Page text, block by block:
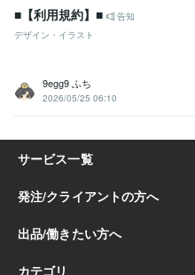
■【利用規約】■
告知
デザイン・イラスト
9egg9 ふち
2026/05/25 06:10